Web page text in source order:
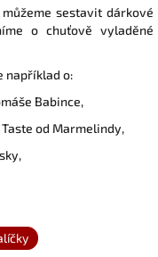
sestavit dárkové
o chuťově vyladěné
například o:
Babince,
od Marmelindy,